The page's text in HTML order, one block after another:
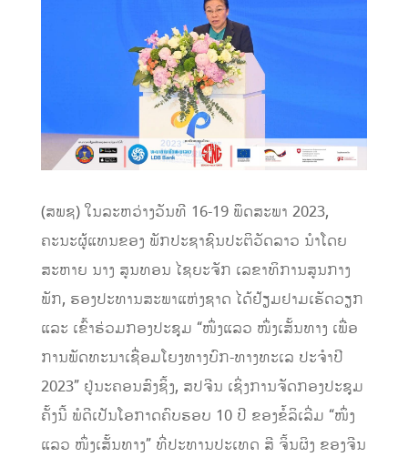
(ສພຊ) ໃນລະຫວ່າງວັນທີ 16-19 ພຶດສະພາ 2023,
ຄະນະຜູ້ແທນຂອງ ພັກປະຊາຊົນປະຕິວັດລາວ ນໍາໂດຍ
ສະຫາຍ ນາງ ສູນທອນ ໄຊຍະຈັກ ເລຂາທິການສູນກາງ
ພັກ, ຮອງປະທານສະພາແຫ່ງຊາດ ໄດ້ຢ້ຽມຢາມເຮັດວຽກ
ແລະ ເຂົ້າຮ່ວມກອງປະຊຸມ “ໜຶ່ງແລວ ໜຶ່ງເສັ້ນທາງ ເພື່ອ
ການພັດທະນາເຊື່ອມໂຍງທາງບົກ-ທາງທະເລ ປະຈໍາປີ
2023” ຢູ່ນະຄອນສົງຊິ້ງ, ສປຈີນ ເຊິ່ງການຈັດກອງປະຊຸມ
ຄັ້ງນີ້ ພໍດີເປັນໂອກາດຄົບຮອບ 10 ປີ ຂອງຂໍ້ລິເລີ່ມ “ໜຶ່ງ
ແລວ ໜຶ່ງເສັ້ນທາງ” ທີ່ປະທານປະເທດ ສີ ຈິ້ນຜິງ ຂອງຈີນ